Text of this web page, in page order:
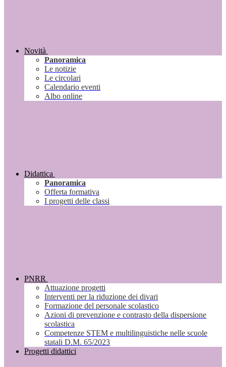
Novità
Panoramica
Le notizie
Le circolari
Calendario eventi
Albo online
Didattica
Panoramica
Offerta formativa
I progetti delle classi
PNRR
Attuazione progetti
Interventi per la riduzione dei divari
Formazione del personale scolastico
Azioni di prevenzione e contrasto della dispersione
scolastica
Competenze STEM e multilinguistiche nelle scuole
statali D.M. 65/2023
Progetti didattici